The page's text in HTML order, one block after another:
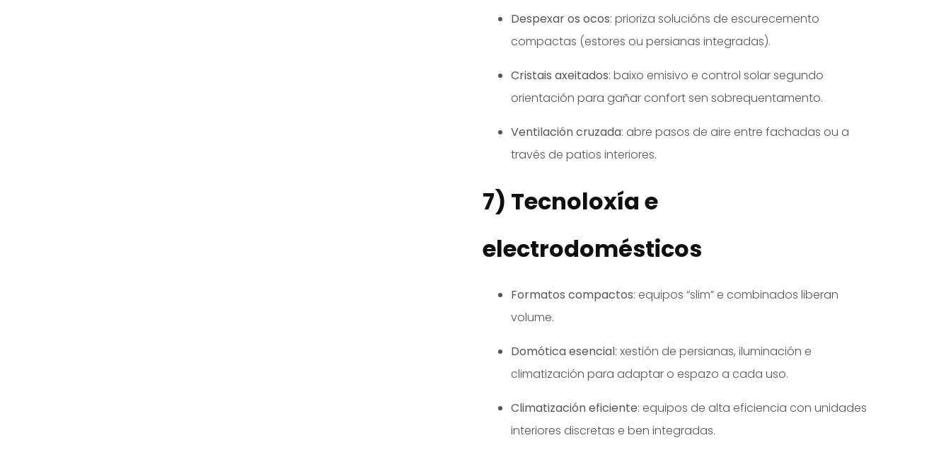
Despexar os ocos: prioriza solucións de escurecemento
compactas (estores ou persianas integradas).
Cristais axeitados: baixo emisivo e control solar segundo
orientación para gañar confort sen sobrequentamento.
Ventilación cruzada: abre pasos de aire entre fachadas ou a
través de patios interiores.
7) Tecnoloxía e
electrodomésticos
Formatos compactos: equipos “slim” e combinados liberan
volume.
Domótica esencial: xestión de persianas, iluminación e
climatización para adaptar o espazo a cada uso.
Climatización eficiente: equipos de alta eficiencia con unidades
interiores discretas e ben integradas.